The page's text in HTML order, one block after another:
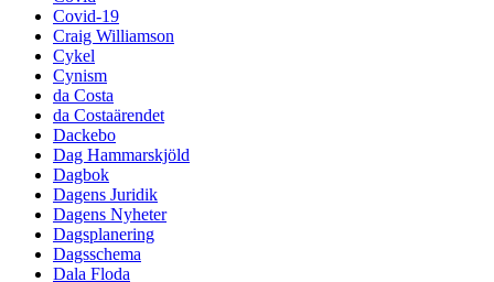
Covid-19
Craig Williamson
Cykel
Cynism
da Costa
da Costaärendet
Dackebo
Dag Hammarskjöld
Dagbok
Dagens Juridik
Dagens Nyheter
Dagsplanering
Dagsschema
Dala Floda